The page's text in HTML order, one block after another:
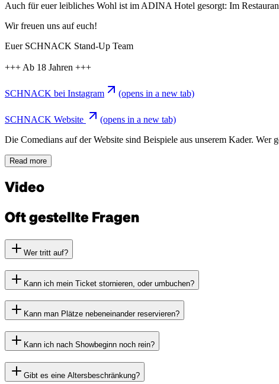
Auch für euer leibliches Wohl ist im ADINA Hotel gesorgt: Im
Wir freuen uns auf euch!
Euer SCHNACK Stand-Up Team
+++ Ab 18 Jahren +++
SCHNACK bei Instagram (opens in a new tab)
SCHNACK Website
(opens in a new tab)
Die Comedians auf der Website sind Beispiele aus unserem Kader. Wer
Read more
Video
Oft gestellte Fragen
Wer tritt auf?
Kann ich mein Ticket stornieren, oder umbuchen?
Kann man Plätze nebeneinander reservieren?
Kann ich nach Showbeginn noch rein?
Gibt es eine Altersbeschränkung?